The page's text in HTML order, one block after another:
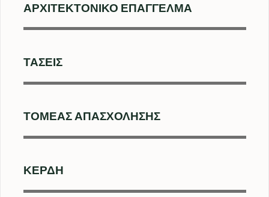
ΑΡΧΙΤΕΚΤΟΝΙΚΌ ΕΠΆΓΓΕΛΜΑ
ΤΆΣΕΙΣ
ΤΟΜΈΑΣ ΑΠΑΣΧΌΛΗΣΗΣ
ΚΈΡΔΗ